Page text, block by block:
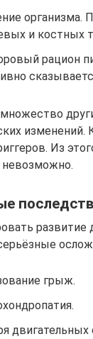
и костных
рацион
изменений.
Из
невозможно.
грыж.
двигательных